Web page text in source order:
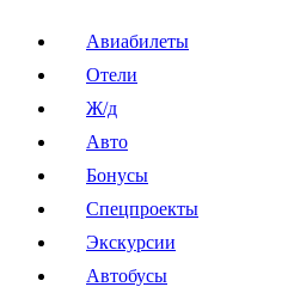
Авиабилеты
Отели
Ж/д
Авто
Бонусы
Спецпроекты
Экскурсии
Автобусы